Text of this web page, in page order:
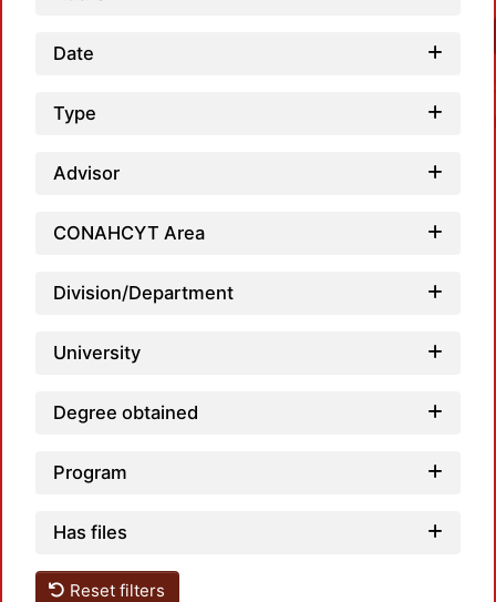
Date
Type
Advisor
CONAHCYT Area
Division/Department
University
Degree obtained
Program
Has files
Reset filters